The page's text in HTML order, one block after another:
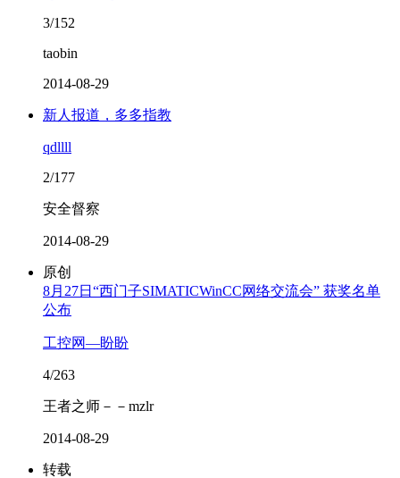
3/152
taobin
2014-08-29
新人报道，多多指教
qdllll
2/177
安全督察
2014-08-29
原创
8月27日“西门子SIMATICWinCC网络交流会” 获奖名单
公布
工控网—盼盼
4/263
王者之师－－mzlr
2014-08-29
转载